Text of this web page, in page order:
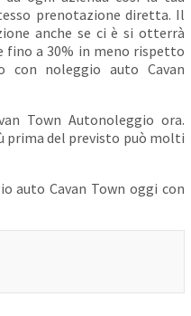
prenotazione diretta. Il
anche se ci è si otterrà
fino a 30% in meno rispetto
con noleggio auto Cavan
Town Autonoleggio ora.
prima del previsto può molti
auto Cavan Town oggi con